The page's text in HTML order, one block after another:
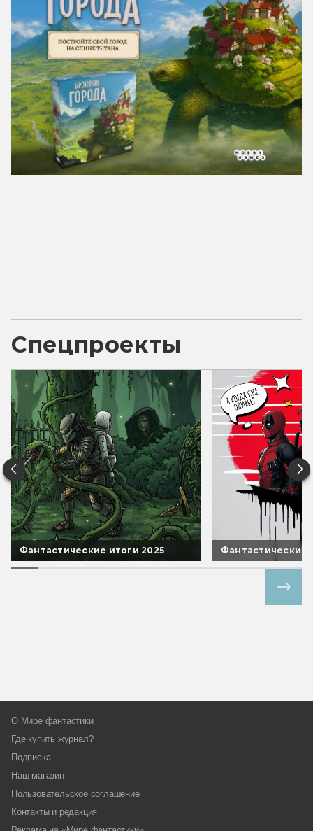
Спецпроекты
Фантастические итоги 2025 Фантастические
О Мире фантастики
Где купить журнал?
Подписка
Наш магазин
Пользовательское соглашение
Контакты и редакция